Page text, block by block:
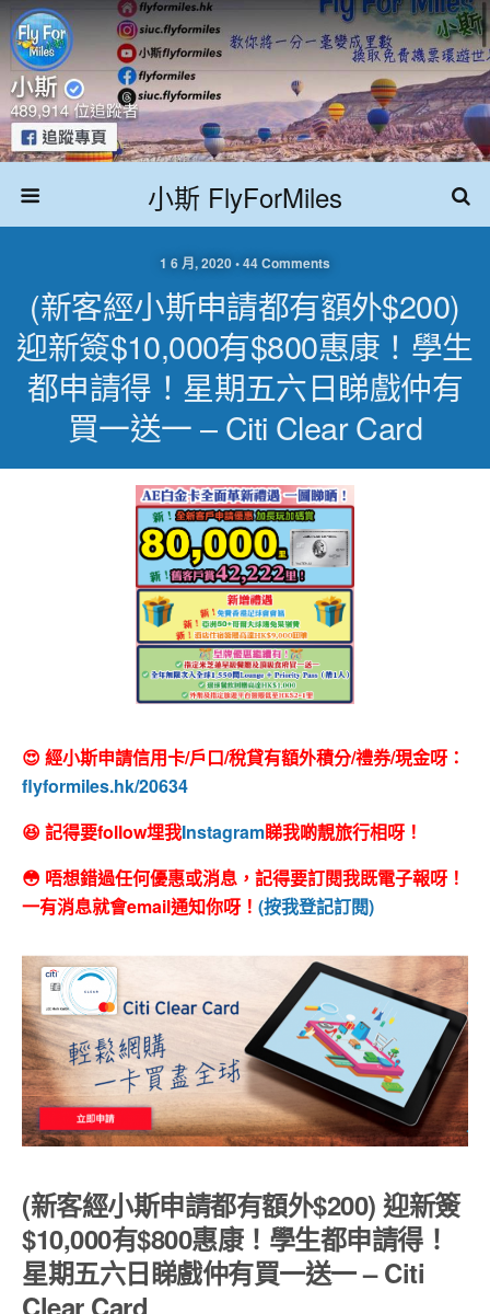
小斯 FlyForMiles
1 6 月, 2020 • 44 Comments
(新客經小斯申請都有額外$200)
迎新簽$10,000有$800惠康！學生
都申請得！星期五六日睇戲仲有
買一送一 – Citi Clear Card
😍 經小斯申請信用卡/戶口/稅貸有額外積分/禮券/現金呀：
flyformiles.hk/20634
😆 記得要follow埋我Instagram睇我啲靚旅行相呀！
😳 唔想錯過任何優惠或消息，記得要訂閱我既電子報呀！
一有消息就會email通知你呀！ (按我登記訂閱)
(新客經小斯申請都有額外$200) 迎新簽
$10,000有$800惠康！學生都申請得！
星期五六日睇戲仲有買一送一 – Citi
Clear Card